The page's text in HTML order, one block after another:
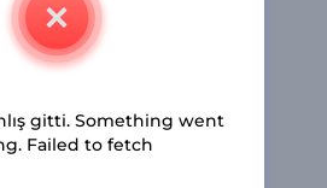
gitti. Something went
Failed to fetch